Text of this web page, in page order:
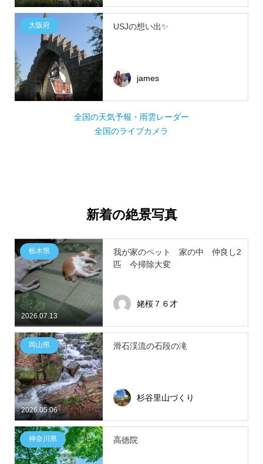
大阪府 USJの想い出✨
james
全国の天気予報・雨雲レーダー
全国のライブカメラ
新着の絶景写真
2026.07.13
栃木県
我が家のペット 家の中 仲良し2
匹 今掃除大変
姥桜７６才
2026.05.06
岡山県 滑石渓流の石段の滝
杉谷里山づくり
神奈川県 高徳院